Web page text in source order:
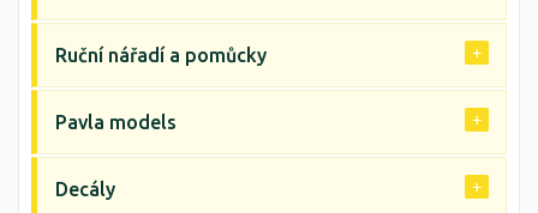
Ruční nářadí a pomůcky
Pavla models
Decály